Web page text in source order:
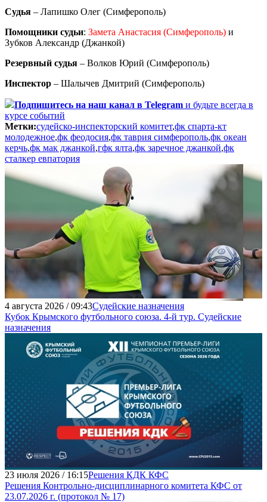
Судья – Лапишко Олег (Симферополь)
Помощники судьи: Замета Анастасия (Симферополь) и
Зубков Александр (Джанкой)
Резервный судья – Волков Юрий (Симферополь)
Инспектор – Шалычев Дмитрий (Симферополь)
Подпишитесь на наш канал в Telegram и будьте всегда в
курсе событий
Метки:судейско-инспекторский комитет,фк спарта-кт
молодежное,фк феодосия,фк таврия симферополь,фк океан
керчь,фк мак джанкой,гфк ялта,фк заречное джанкой,фк
сталкер евпатория
4 августа 2026 / 09:43Судейские назначения
Кубок Крымского футбольного союза. 4-й тур. Судейские
назначения
23 июля 2026 / 16:15Решения КДК КФС
Решения Контрольно-дисциплинарного комитета КФС от
23.07.2026 г. (протокол № 17)